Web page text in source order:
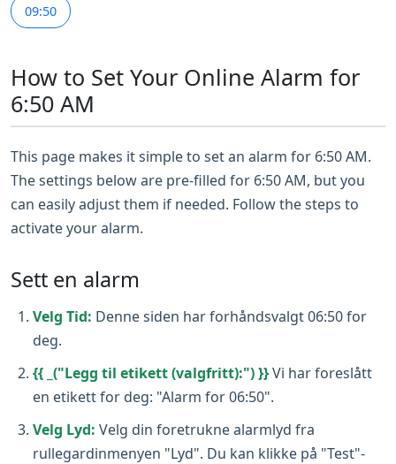
09:50
How to Set Your Online Alarm for
6:50 AM
This page makes it simple to set an alarm for 6:50 AM.
The settings below are pre-filled for 6:50 AM, but you
can easily adjust them if needed. Follow the steps to
activate your alarm.
Sett en alarm
Velg Tid: Denne siden har forhåndsvalgt 06:50 for
deg.
{{ _("Legg til etikett (valgfritt):") }}Vi har foreslått
en etikett for deg: "Alarm for 06:50".
Velg Lyd: Velg din foretrukne alarmlyd fra
rullegardinmenyen "Lyd". Du kan klikke på "Test"-